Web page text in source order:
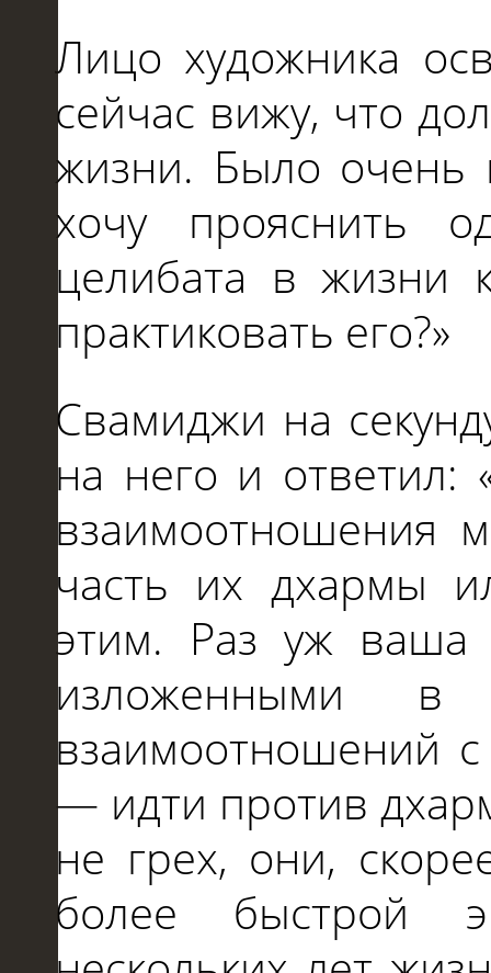
Лицо художника
сейчас вижу, что
жизни. Было очень
хочу прояснить
целибата в жизни
практиковать его?»
Свамиджи на
на него и ответил:
взаимоотношения
часть их дхармы
этим. Раз уж
изложенными в
взаимоотношений
— идти против
не грех, они,
более быстрой